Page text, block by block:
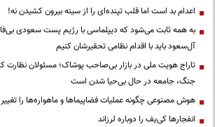
اعدام بد است اما قلب تپنده‌ای را از سینه بیرون کشیدن نه!
به همه ثابت می‌شود که دیپلماسی با رژیم پست سعودی
آل‌سعود باید با اقدام نظامی تحقیرشان کنیم
تاراج هویت ملی در بازار بی‌صاحب پوشاک؛ مسئولان نظارت
جنگ، جامعه در حال بی‌حیا شدن است
هوش مصنوعی چگونه عملیات فضاپیماها و ماهواره‌ها را
انفجارها کی‌یف را دوباره لرزاند